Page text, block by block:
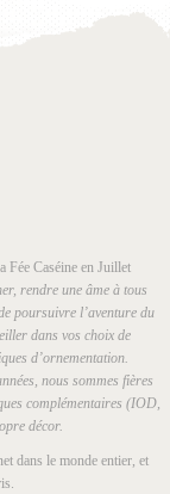
Fée Caséine en Juillet
rendre une âme à tous
poursuivre l’aventure du
dans vos choix de
d’ornementation.
nous sommes fières
complémentaires (IOD,
décor.
dans le monde entier, et